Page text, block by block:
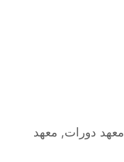
معهد دورات, معهد